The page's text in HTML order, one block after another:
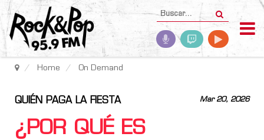
Home On Demand
Mar 20, 2026
QUIÉN PAGA LA FIESTA
¿POR QUÉ ES